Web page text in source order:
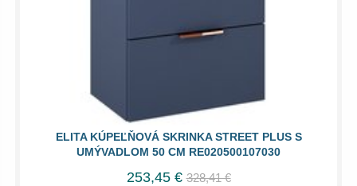
ELITA KÚPEĽŇOVÁ SKRINKA STREET PLUS S
UMÝVADLOM 50 CM RE020500107030
253,45 € 328,41 €